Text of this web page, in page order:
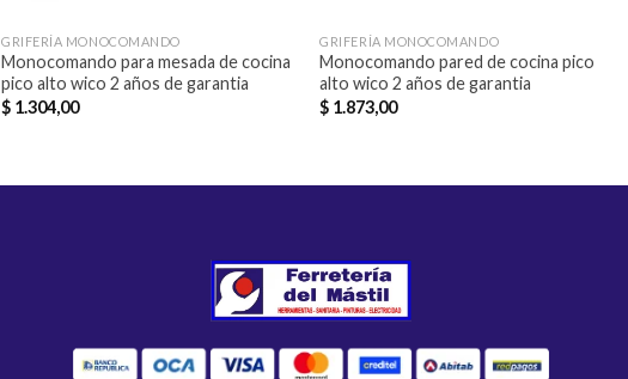
GRIFERÍA MONOCOMANDO
Monocomando para mesada de cocina
pico alto wico 2 años de garantia
$ 1.304,00
GRIFERÍA MONOCOMANDO
Monocomando pared de cocina pico
alto wico 2 años de garantia
$ 1.873,00